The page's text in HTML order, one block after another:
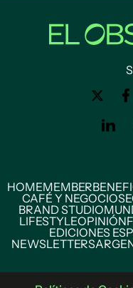
HOMEMEMBER
CAFÉ Y NEGOCIOS
BRAND STUDIO
LIFESTYLEOPINIÓN
EDICIONES
NEWSLETTERS